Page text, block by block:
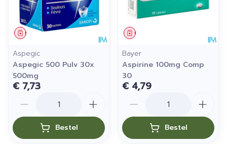
Geneesmiddel
Aspegic
Aspegic 500 Pulv 30x
500mg
€ 7,73
Bestel
Geneesmiddel
Bayer
Aspirine 100mg Comp
30
€ 4,79
Bestel